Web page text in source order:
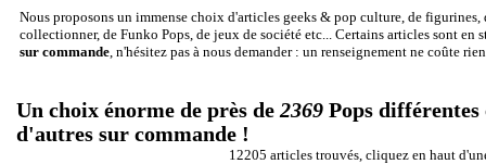
Nous proposons un immense choix d'articles geeks & pop culture, de figurines,
collectionner, de Funko Pops, de jeux de société etc... Certains articles sont en
sur commande, n'hésitez pas à nous demander : un renseignement ne coûte
Un choix énorme de près de 2369 Pops différentes
d'autres sur commande !
12205 articles trouvés, cliquez en haut